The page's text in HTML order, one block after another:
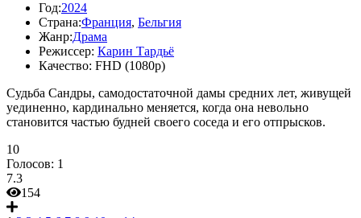
Год:2024
Страна:Франция, Бельгия
Жанр:Драма
Режиссер: Карин Тардьё
Качество: FHD (1080p)
Судьба Сандры, самодостаточной дамы средних лет, живущей
уединенно, кардинально меняется, когда она невольно
становится частью будней своего соседа и его отпрысков.
10
Голосов: 1
7.3
154